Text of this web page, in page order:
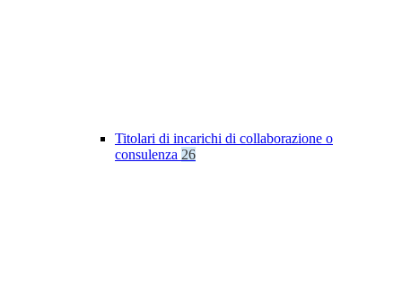
Titolari di incarichi di collaborazione o
consulenza 26